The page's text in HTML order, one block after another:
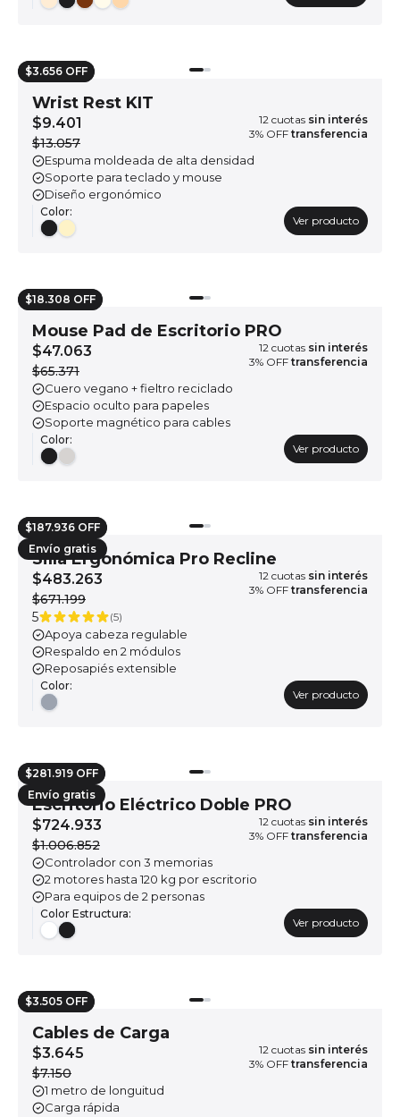
$3.656 OFF
Wrist Rest KIT
$9.401
$13.057
12 cuotas sin interés
3% OFF transferencia
Espuma moldeada de alta densidad
Soporte para teclado y mouse
Diseño ergonómico
Color:
Ver producto
$18.308 OFF
Mouse Pad de Escritorio PRO
$47.063
$65.371
12 cuotas sin interés
3% OFF transferencia
Cuero vegano + fieltro reciclado
Espacio oculto para papeles
Soporte magnético para cables
Color:
Ver producto
$187.936 OFF
Envío gratis
Silla Ergonómica Pro Recline
$483.263
$671.199
5
(5)
12 cuotas sin interés
3% OFF transferencia
Apoya cabeza regulable
Respaldo en 2 módulos
Reposapiés extensible
Color:
Ver producto
$281.919 OFF
Envío gratis
Escritorio Eléctrico Doble PRO
$724.933
$1.006.852
12 cuotas sin interés
3% OFF transferencia
Controlador con 3 memorias
2 motores hasta 120 kg por escritorio
Para equipos de 2 personas
Color Estructura:
Ver producto
$3.505 OFF
Cables de Carga
$3.645
$7.150
12 cuotas sin interés
3% OFF transferencia
1 metro de longuitud
Carga rápida